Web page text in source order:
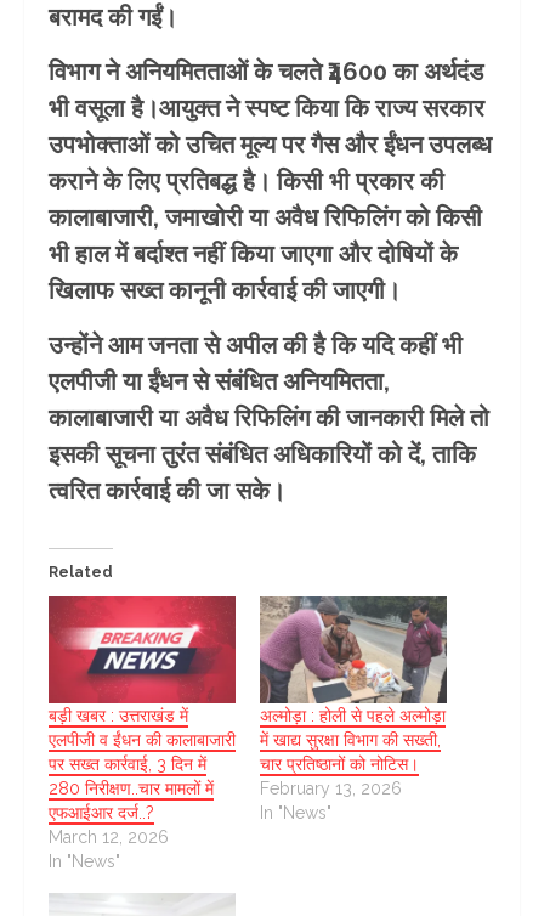
बरामद की गईं।
विभाग ने अनियमितताओं के चलते ₹4600 का अर्थदंड
भी वसूला है।आयुक्त ने स्पष्ट किया कि राज्य सरकार
उपभोक्ताओं को उचित मूल्य पर गैस और ईंधन उपलब्ध
कराने के लिए प्रतिबद्ध है। किसी भी प्रकार की
कालाबाजारी, जमाखोरी या अवैध रिफिलिंग को किसी
भी हाल में बर्दाश्त नहीं किया जाएगा और दोषियों के
खिलाफ सख्त कानूनी कार्रवाई की जाएगी।
उन्होंने आम जनता से अपील की है कि यदि कहीं भी
एलपीजी या ईंधन से संबंधित अनियमितता,
कालाबाजारी या अवैध रिफिलिंग की जानकारी मिले तो
इसकी सूचना तुरंत संबंधित अधिकारियों को दें, ताकि
त्वरित कार्रवाई की जा सके।
Related
बड़ी खबर : उत्तराखंड में
एलपीजी व ईंधन की कालाबाजारी
पर सख्त कार्रवाई, 3 दिन में
280 निरीक्षण..चार मामलों में
एफआईआर दर्ज..?
March 12, 2026
In "News"
अल्मोड़ा : होली से पहले अल्मोड़ा
में खाद्य सुरक्षा विभाग की सख्ती,
चार प्रतिष्ठानों को नोटिस।
February 13, 2026
In "News"